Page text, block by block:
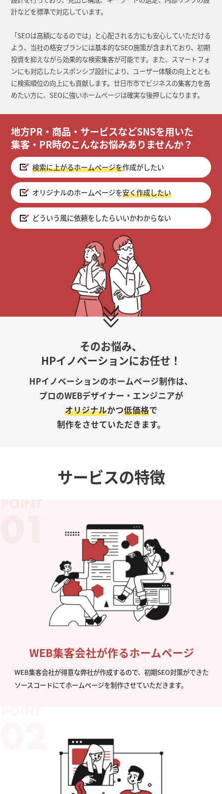
計などを標準で対応しています。
「SEOは高額になるのでは」と心配される方にも安心していただける
よう、当社の格安プランには基本的なSEO施策が含まれており、初期
投資を抑えながら効果的な検索集客が可能です。また、スマートフォ
ンにも対応したレスポンシブ設計により、ユーザー体験の向上ととも
に検索順位の向上にも貢献します。廿日市市でビジネスの集客力を高
めたい方に、SEOに強いホームページは確実な後押しになります。
地方PR・商品・サービスなどSNSを用いた
集客・PR時のこんなお悩みありませんか？
検索に上がるホームページを作成がしたい
オリジナルのホームページを安く作成したい
どういう風に依頼をしたらいいかわからない
そのお悩み、
HPイノベーションにお任せ！
HPイノベーションのホームページ制作は、
プロのWEBデザイナー・エンジニアが
オリジナルかつ低価格で
制作をさせていただきます。
サービスの特徴
WEB集客会社が作るホームページ
WEB集客会社が得意な弊社が作成するので、初期SEO対策ができた
ソースコードにてホームページを制作させていただきます。